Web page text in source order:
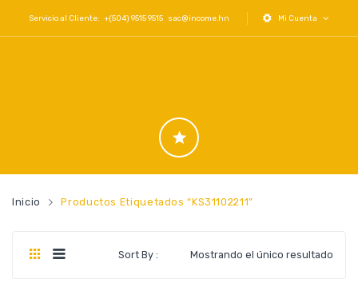
Servicio al Cliente: +(504) 9515 9515 sac@income.hn Mi Cuenta
Inicio Productos Etiquetados “KS31102211”
Mostrando el único resultado
Sort By :